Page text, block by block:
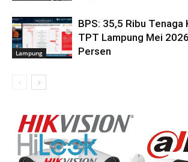
Lampung
BPS: 35,5 Ribu Tenaga
TPT Lampung Mei
Persen